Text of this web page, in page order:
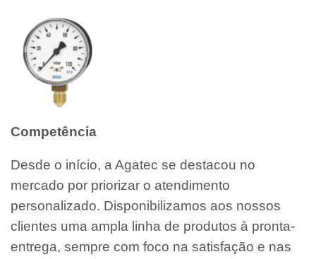
Competência
Desde o início, a Agatec se destacou no
mercado por priorizar o atendimento
personalizado. Disponibilizamos aos nossos
clientes uma ampla linha de produtos à pronta-
entrega, sempre com foco na satisfação e nas